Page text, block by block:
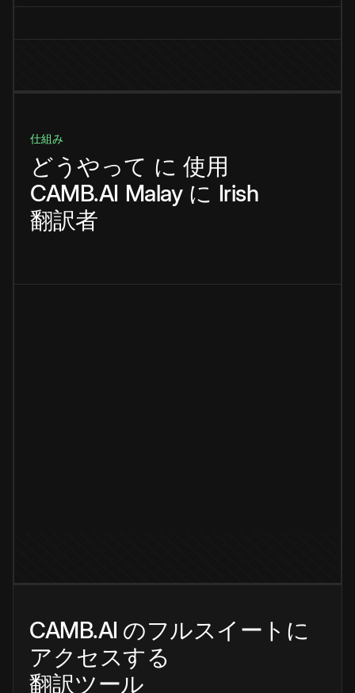
仕組み
どうやって に 使用
CAMB.AI Malay に Irish
翻訳者
CAMB.AI のフルスイートに
アクセスする
翻訳ツール